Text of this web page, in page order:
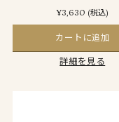
¥3,630 (税込)
カートに追加
詳細を見る